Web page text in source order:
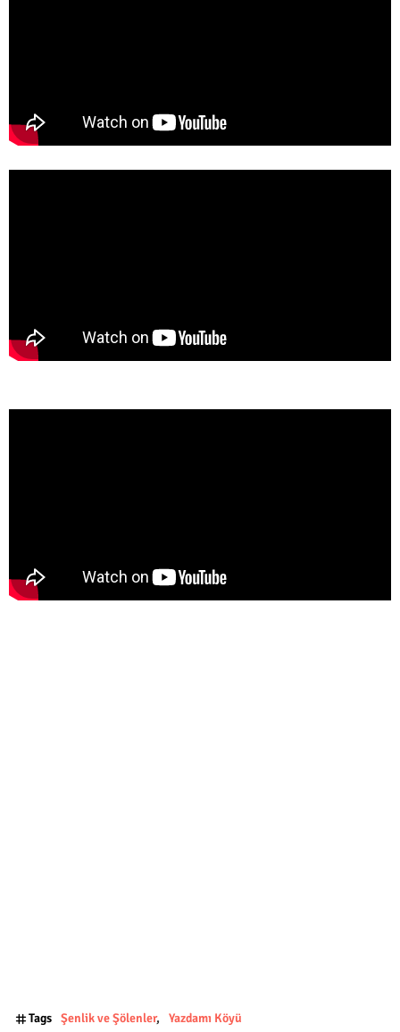
Tags Şenlik ve Şölenler Yazdamı Köyü